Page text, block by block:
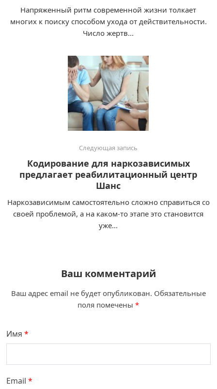
Напряженный ритм современной жизни толкает
многих к поиску способом ухода от действительности.
Число жертв...
Следующая запись
Кодирование для наркозависимых
предлагает реабилитационный центр
Шанс
Наркозависимым самостоятельно сложно справиться со
своей проблемой, а на каком-то этапе это становится
уже...
Ваш комментарий
Ваш адрес email не будет опубликован. Обязательные
поля помечены*
Имя*
Email*